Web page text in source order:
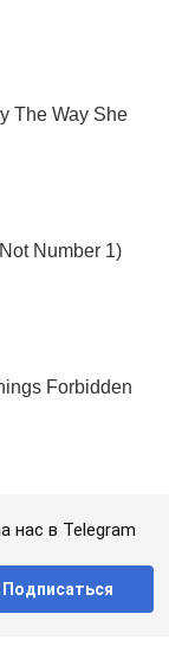
нас в Telegram
Подписаться